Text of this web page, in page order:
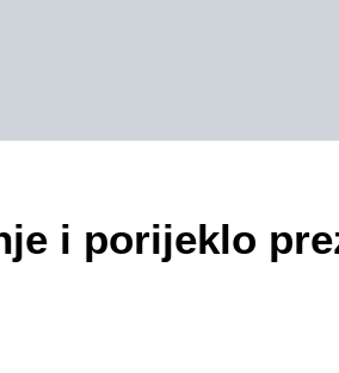
i porijeklo